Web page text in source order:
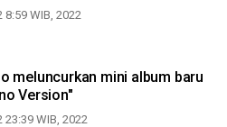
8:59 WIB, 2022
meluncurkan mini album baru
Version"
23:39 WIB, 2022